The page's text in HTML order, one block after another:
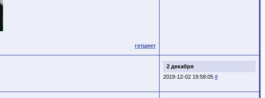
гетшеет
2 декабря
2019-12-02 19:58:05 #